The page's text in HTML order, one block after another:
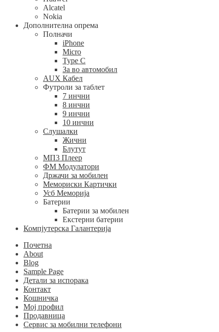
Alcatel
Nokia
Дополнителна опрема
Полначи
iPhone
Micro
Type C
За во автомобил
AUX Кабел
Футроли за таблет
7 инчни
8 инчни
9 инчни
10 инчни
Слушалки
Жични
Блутут
МП3 Плеер
ФМ Модулатори
Држачи за мобилен
Мемориски Картички
Усб Меморија
Батерии
Батерии за мобилен
Екстерни батерии
Компјутерска Галантерија
Почетна
About
Blog
Sample Page
Детали за испорака
Контакт
Кошничка
Мој профил
Продавница
Сервис за мобилни телефони